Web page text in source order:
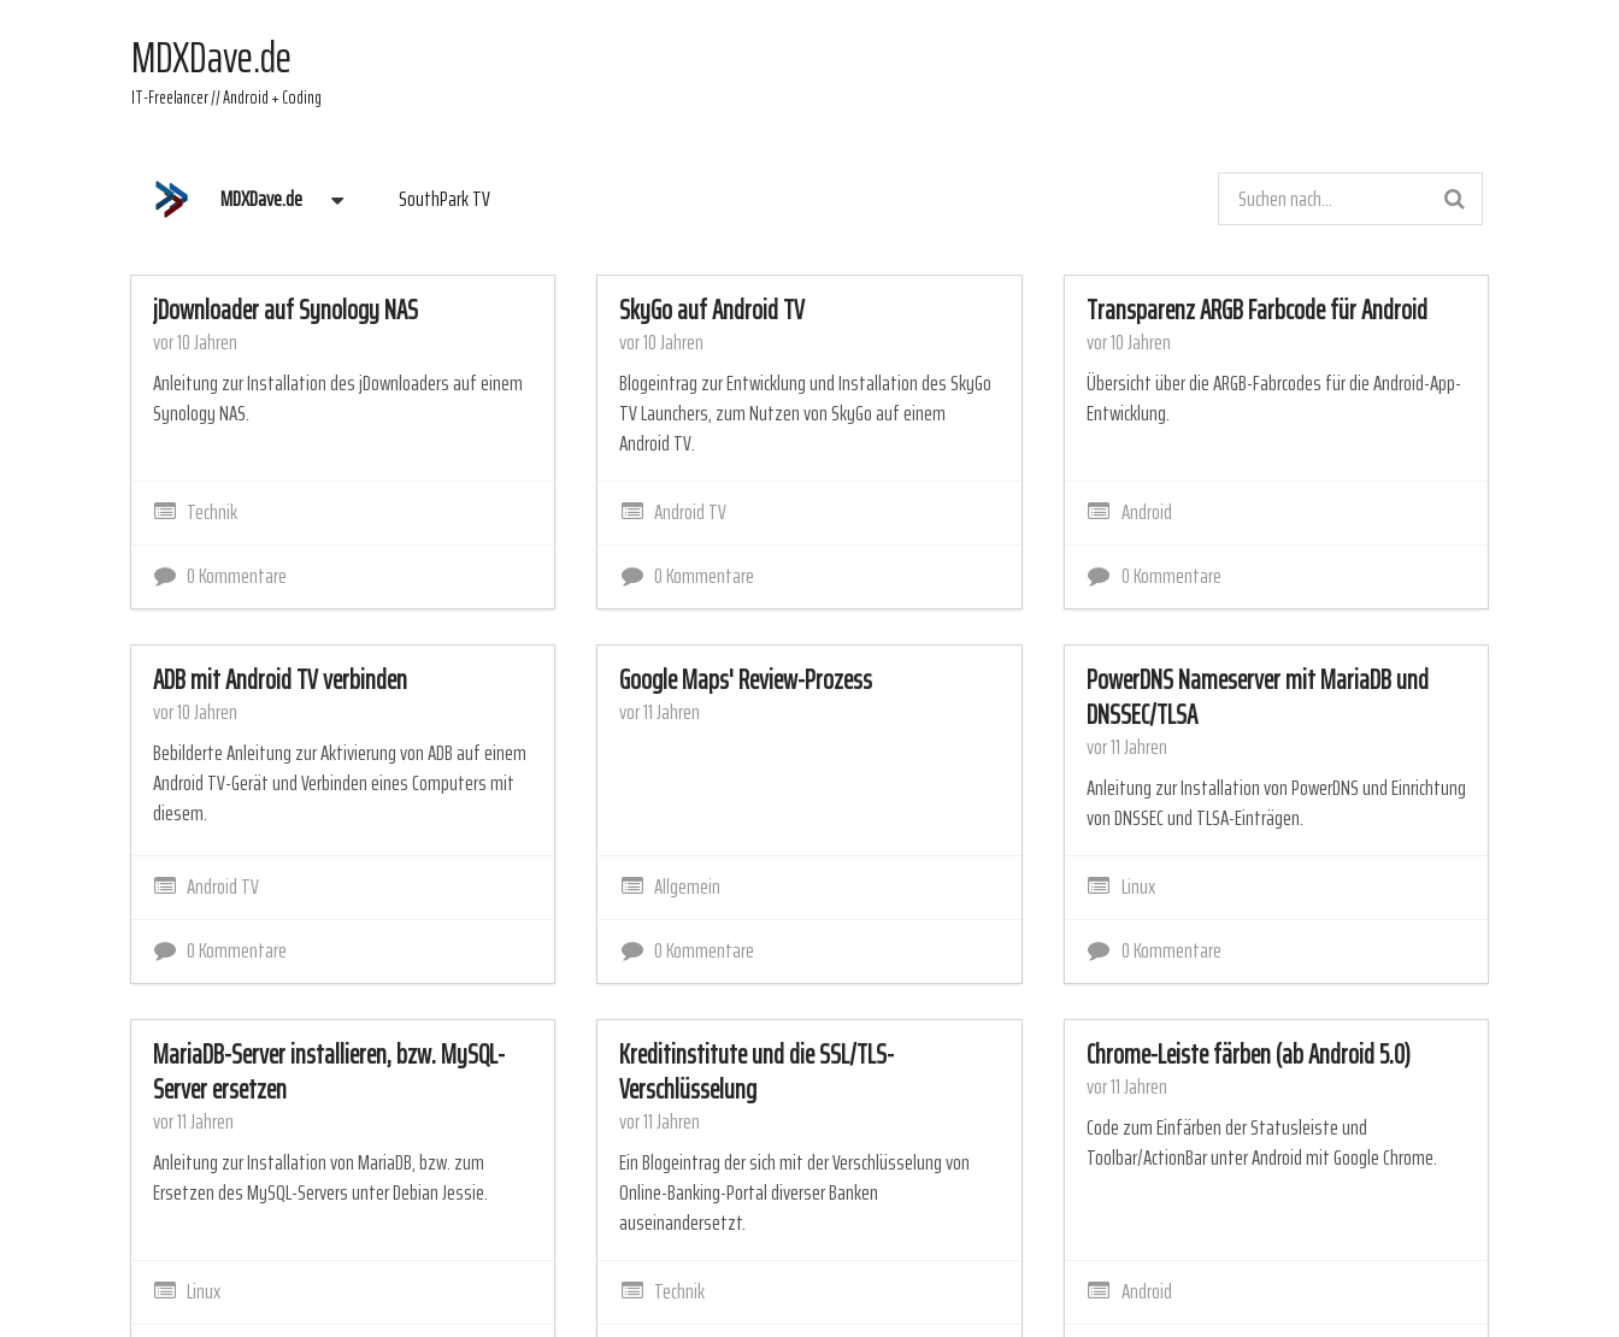
MDXDave.de
IT-Freelancer // Android + Coding
MDXDave.de SouthPark TV
jDownloader auf Synology NAS
vor 10 Jahren
Anleitung zur Installation des jDownloaders auf einem
Synology NAS.
Technik
0 Kommentare
SkyGo auf Android TV
vor 10 Jahren
Blogeintrag zur Entwicklung und Installation des SkyGo
TV Launchers, zum Nutzen von SkyGo auf einem
Android TV.
Android TV
0 Kommentare
Transparenz ARGB Farbcode für Android
vor 10 Jahren
Übersicht über die ARGB-Fabrcodes für die Android-App-
Entwicklung.
Android
0 Kommentare
ADB mit Android TV verbinden
vor 10 Jahren
Bebilderte Anleitung zur Aktivierung von ADB auf einem
Android TV-Gerät und Verbinden eines Computers mit
diesem.
Android TV
0 Kommentare
Google Maps' Review-Prozess
vor 11 Jahren
Allgemein
0 Kommentare
PowerDNS Nameserver mit MariaDB und
DNSSEC/TLSA
vor 11 Jahren
Anleitung zur Installation von PowerDNS und Einrichtung
von DNSSEC und TLSA-Einträgen.
Linux
0 Kommentare
MariaDB-Server installieren, bzw. MySQL-
Server ersetzen
vor 11 Jahren
Anleitung zur Installation von MariaDB, bzw. zum
Ersetzen des MySQL-Servers unter Debian Jessie.
Linux
Kreditinstitute und die SSL/TLS-
Verschlüsselung
vor 11 Jahren
Ein Blogeintrag der sich mit der Verschlüsselung von
Online-Banking-Portal diverser Banken
auseinandersetzt.
Technik
Chrome-Leiste färben (ab Android 5.0)
vor 11 Jahren
Code zum Einfärben der Statusleiste und
Toolbar/ActionBar unter Android mit Google Chrome.
Android